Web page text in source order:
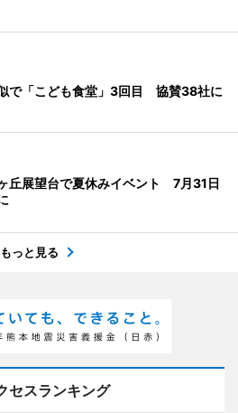
で「こども食堂」3回目 協賛38社に
丘展望台で夏休みイベント 7月31日
もっと見る
セスランキング